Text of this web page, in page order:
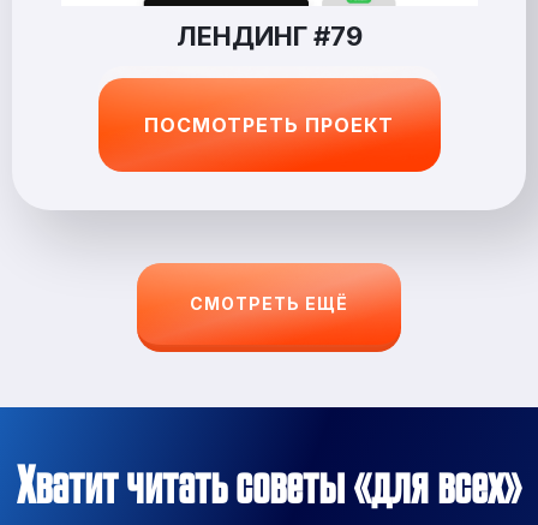
ЛЕНДИНГ #79
ПОСМОТРЕТЬ ПРОЕКТ
СМОТРЕТЬ ЕЩЁ
Хватит читать советы «для всех»